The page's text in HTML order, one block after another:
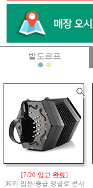
발도르프
[7/20 입고 완료]
30키 입문/중급 앵글로 콘서